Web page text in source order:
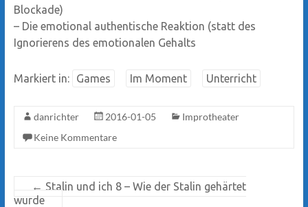
Blockade)
– Die emotional authentische Reaktion (statt des
Ignorierens des emotionalen Gehalts
Markiert in: Games Im Moment Unterricht
danrichter 2016-01-05
Improtheater
Keine Kommentare
← Stalin und ich 8 – Wie der Stalin gehärtet
wurde